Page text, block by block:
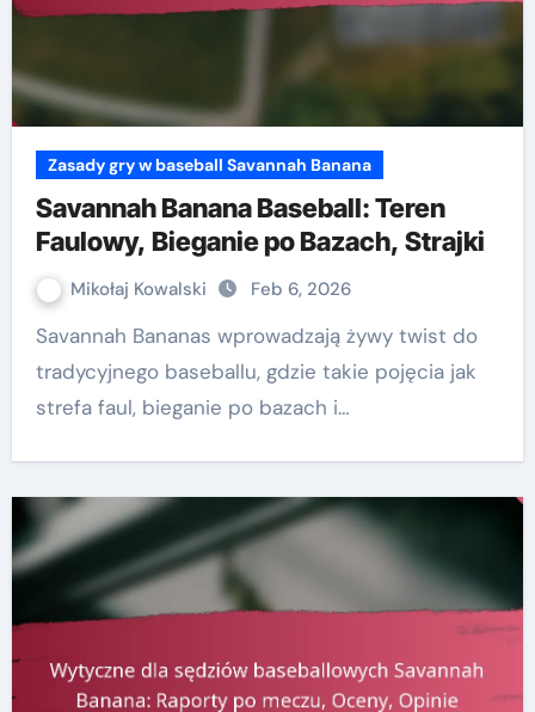
Zasady gry w baseball Savannah Banana
Savannah Banana Baseball: Teren
Faulowy, Bieganie po Bazach, Strajki
Mikołaj Kowalski Feb 6, 2026
Savannah Bananas wprowadzają żywy twist do
tradycyjnego baseballu, gdzie takie pojęcia jak
strefa faul, bieganie po bazach i…